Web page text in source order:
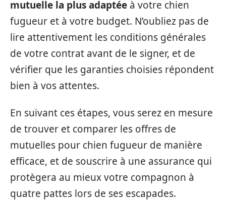
mutuelle la plus adaptée à votre chien
fugueur et à votre budget. N’oubliez pas de
lire attentivement les conditions générales
de votre contrat avant de le signer, et de
vérifier que les garanties choisies répondent
bien à vos attentes.
En suivant ces étapes, vous serez en mesure
de trouver et comparer les offres de
mutuelles pour chien fugueur de manière
efficace, et de souscrire à une assurance qui
protègera au mieux votre compagnon à
quatre pattes lors de ses escapades.